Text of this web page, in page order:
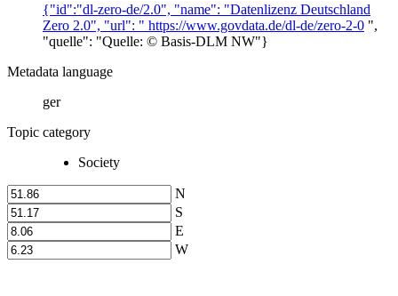
{"id":"dl-zero-de/2.0", "name": "Datenlizenz Deutschland
Zero 2.0", "url": " https://www.govdata.de/dl-de/zero-2-0 ",
"quelle": "Quelle: © Basis-DLM NW"}
Metadata language
ger
Topic category
Society
N
S
E
W